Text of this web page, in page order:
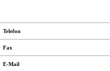
Telefon
Fax
E-Mail